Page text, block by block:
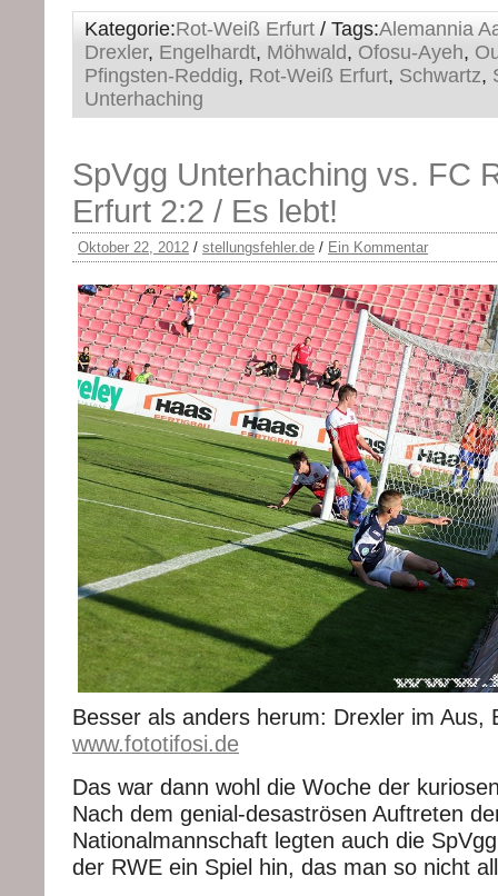
Kategorie:Rot-Weiß Erfurt / Tags:Alemannia
Drexler, Engelhardt, Möhwald, Ofosu-Ayeh,
Pfingsten-Reddig, Rot-Weiß Erfurt, Schwartz,
Unterhaching
SpVgg Unterhaching vs. FC
Erfurt 2:2 / Es lebt!
Oktober 22, 2012 / stellungsfehler.de / Ein Kommentar
Besser als anders herum: Drexler im Aus,
www.fototifosi.de
Das war dann wohl die Woche der
Nach dem genial-desaströsen Auftreten
Nationalmannschaft legten auch die
der RWE ein Spiel hin, das man so nicht